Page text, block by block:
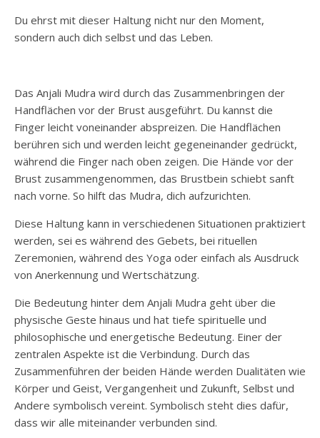
Du ehrst mit dieser Haltung nicht nur den Moment,
sondern auch dich selbst und das Leben.
Das Anjali Mudra wird durch das Zusammenbringen der
Handflächen vor der Brust ausgeführt. Du kannst die
Finger leicht voneinander abspreizen. Die Handflächen
berühren sich und werden leicht gegeneinander gedrückt,
während die Finger nach oben zeigen. Die Hände vor der
Brust zusammengenommen, das Brustbein schiebt sanft
nach vorne. So hilft das Mudra, dich aufzurichten.
Diese Haltung kann in verschiedenen Situationen praktiziert
werden, sei es während des Gebets, bei rituellen
Zeremonien, während des Yoga oder einfach als Ausdruck
von Anerkennung und Wertschätzung.
Die Bedeutung hinter dem Anjali Mudra geht über die
physische Geste hinaus und hat tiefe spirituelle und
philosophische und energetische Bedeutung. Einer der
zentralen Aspekte ist die Verbindung. Durch das
Zusammenführen der beiden Hände werden Dualitäten wie
Körper und Geist, Vergangenheit und Zukunft, Selbst und
Andere symbolisch vereint. Symbolisch steht dies dafür,
dass wir alle miteinander verbunden sind.